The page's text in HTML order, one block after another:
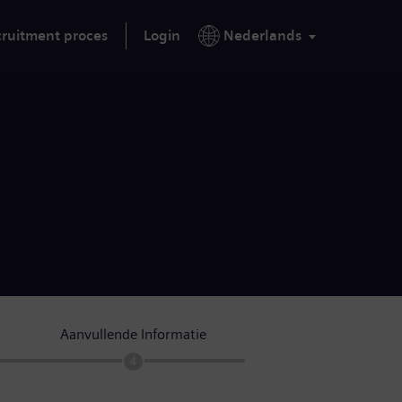
proces Login Nederlands
Aanvullende Informatie